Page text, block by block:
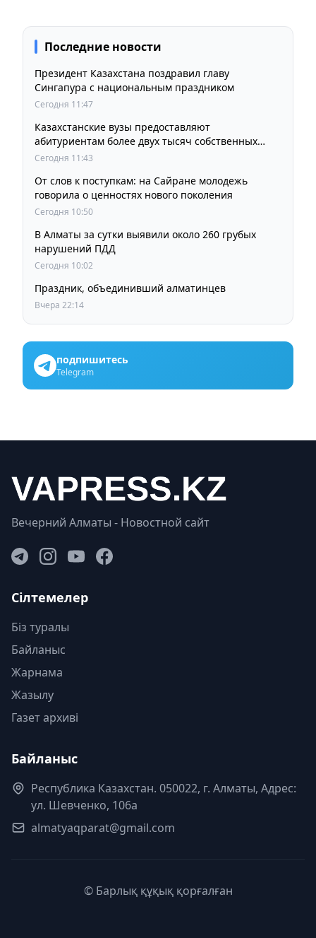
Последние новости
Президент Казахстана поздравил главу
Сингапура с национальным праздником
Сегодня 11:47
Казахстанские вузы предоставляют
абитуриентам более двух тысяч собственных
образовательных грантов
Сегодня 11:43
От слов к поступкам: на Сайране молодежь
говорила о ценностях нового поколения
Сегодня 10:50
В Алматы за сутки выявили около 260 грубых
нарушений ПДД
Сегодня 10:02
Праздник, объединивший алматинцев
Вчера 22:14
подпишитесь
Telegram
Вечерний Алматы - Новостной сайт
Сілтемелер
Біз туралы
Байланыс
Жарнама
Жазылу
Газет архиві
Байланыс
Республика Казахстан. 050022, г. Алматы, Адрес:
ул. Шевченко, 106а
almatyaqparat@gmail.com
© Барлық құқық қорғалған